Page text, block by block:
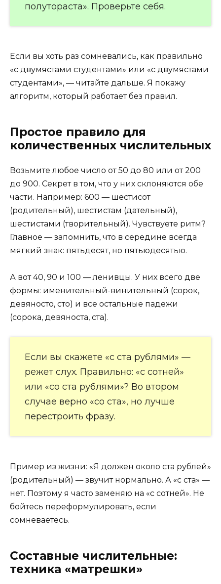
полутораста». Проверьте себя.
Если вы хоть раз сомневались, как правильно
«с двумястами студентами» или «с двумястами
студентами», — читайте дальше. Я покажу
алгоритм, который работает без правил.
Простое правило для
количественных числительных
Возьмите любое число от 50 до 80 или от 200
до 900. Секрет в том, что у них склоняются обе
части. Например: 600 — шестисот
(родительный), шестистам (дательный),
шестистами (творительный). Чувствуете ритм?
Главное — запомнить, что в середине всегда
мягкий знак: пятьдесят, но пятьюдесятью.
А вот 40, 90 и 100 — ленивцы. У них всего две
формы: именительный-винительный (сорок,
девяносто, сто) и все остальные падежи
(сорока, девяноста, ста).
Если вы скажете «с ста рублями» —
режет слух. Правильно: «с сотней»
или «со ста рублями»? Во втором
случае верно «со ста», но лучше
перестроить фразу.
Пример из жизни: «Я должен около ста рублей»
(родительный) — звучит нормально. А «с ста» —
нет. Поэтому я часто заменяю на «с сотней». Не
бойтесь переформулировать, если
сомневаетесь.
Составные числительные:
техника «матрешки»